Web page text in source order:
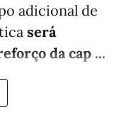
adicional de
será
da cap ...